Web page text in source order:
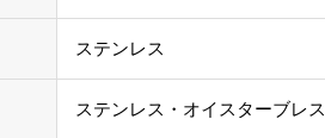
ステンレス
ステンレス・オイスターブレス